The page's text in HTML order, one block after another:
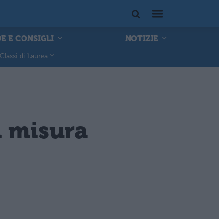
E CONSIGLI NOTIZIE
Classi di Laurea
misura